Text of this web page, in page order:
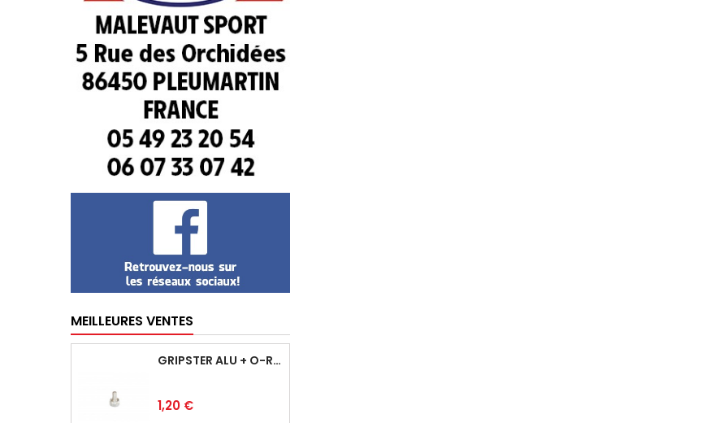
MEILLEURES VENTES
GRIPSTER ALU + O-RING
Prix
1,20 €